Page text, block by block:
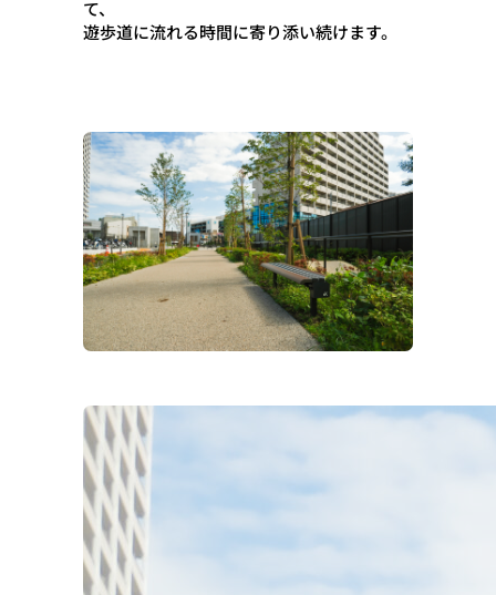
て、
遊歩道に流れる時間に寄り添い続けます。